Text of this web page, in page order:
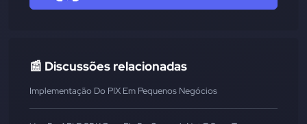
📰 Discussões relacionadas
Implementação Do PIX Em Pequenos Negócios